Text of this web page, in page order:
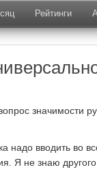
Рейтинги
значимости
надо вводить во
Я не знаю другого